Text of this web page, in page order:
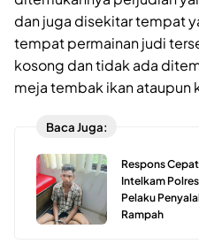
dan juga disekitar tempat
tempat permainan judi
kosong dan tidak ada
meja tembak ikan ataupun
Baca Juga:
Respons
Intelkam
Pelaku
Rampah